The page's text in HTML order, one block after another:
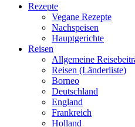
Rezepte
Vegane Rezepte
Nachspeisen
Hauptgerichte
Reisen
Allgemeine
Reisen (Länderliste)
Borneo
Deutschland
England
Frankreich
Holland